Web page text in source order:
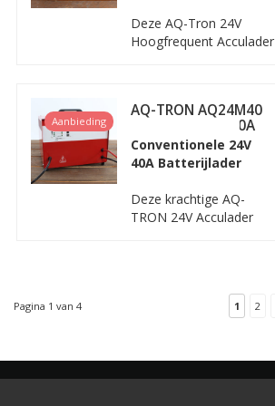
showroom en diagnose.
Deze AQ-Tron 24V
Hoogfrequent Acculader
van heftrucks, schaarlift-
zuigmachines,
golfbuggy's, grote
toepassingen.
Aanbieding
AQ-TRON AQ24M40
Acculader 24V 40A
Wa
Conventionele 24V
40A Batterijlader
Deze krachtige AQ-
TRON 24V Acculader
heftrucks, schaarliften,
golfbuggy's, schepen en
soortgelijke
Pagina 1 van 4 1 2